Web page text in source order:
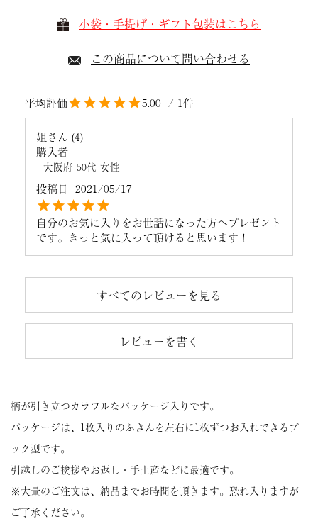
小袋・手提げ・ギフト包装はこちら
この商品について問い合わせる
5.00 1
姐さん 4
購入者
大阪府 50代 女性
投稿日 2021/05/17
自分のお気に入りをお世話になった方へプレゼント
です。きっと気に入って頂けると思います！
すべてのレビューを見る
レビューを書く
柄が引き立つカラフルなパッケージ入りです。
パッケージは、1枚入りのふきんを左右に1枚ずつお入れできるブ
ック型です。
引越しのご挨拶やお返し・手土産などに最適です。
※大量のご注文は、納品までお時間を頂きます。恐れ入りますが
ご了承ください。